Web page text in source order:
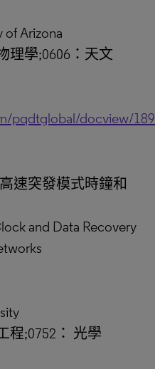
Arizona
理學;0606：天文
pqdtglobal/docview/
速突發模式時鐘和
and Data Recovery
程;0752： 光學